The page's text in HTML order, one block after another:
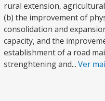
rural extension,
(b) the improvement of
consolidation and
capacity, and the
establishment of a road
strenghtening and... Ver